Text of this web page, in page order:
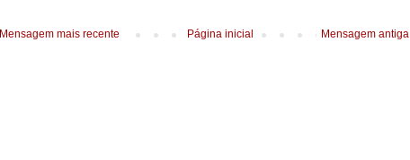
Mensagem mais recente Mensagem antiga
Página inicial